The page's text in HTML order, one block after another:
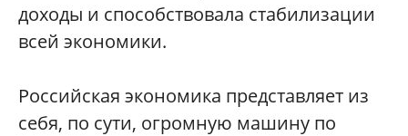
доходы и способствовала стабилизации
всей экономики.
Российская экономика представляет из
себя, по сути, огромную машину по